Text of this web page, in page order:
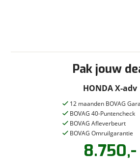
Pak jouw
HONDA X-adv
12 maanden BOVAG
BOVAG 40-Puntencheck
BOVAG Afleverbeurt
BOVAG Omruilgarantie
8.750,-
Vraag eenproefrit
Stel eenvraag!